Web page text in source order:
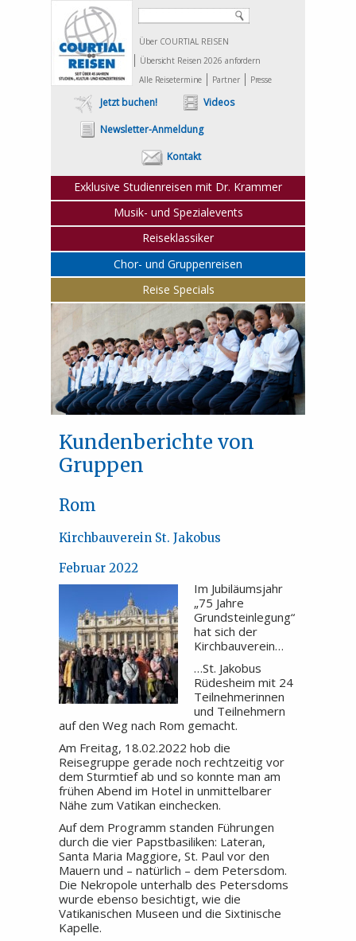
Chor- und Gruppenreisen
Reise Specials
Über COURTIAL REISEN
Übersicht Reisen 2026 anfordern
Alle Reisetermine
Partner Presse
Jetzt buchen!
Videos
Newsletter-Anmeldung
Kontakt
Exklusive Studienreisen mit Dr. Krammer
Musik- und Spezialevents
Reiseklassiker
Kundenberichte von
Gruppen
Rom
Kirchbauverein St. Jakobus
Februar 2022
Im Jubiläumsjahr
„75 Jahre
Grundsteinlegung“
hat sich der
Kirchbauverein…
…St. Jakobus
Rüdesheim mit 24
Teilnehmerinnen
und Teilnehmern
auf den Weg nach Rom gemacht.
Am Freitag, 18.02.2022 hob die
Reisegruppe gerade noch rechtzeitig vor
dem Sturmtief ab und so konnte man am
frühen Abend im Hotel in unmittelbarer
Nähe zum Vatikan einchecken.
Auf dem Programm standen Führungen
durch die vier Papstbasiliken: Lateran,
Santa Maria Maggiore, St. Paul vor den
Mauern und – natürlich – dem Petersdom.
Die Nekropole unterhalb des Petersdoms
wurde ebenso besichtigt, wie die
Vatikanischen Museen und die Sixtinische
Kapelle.